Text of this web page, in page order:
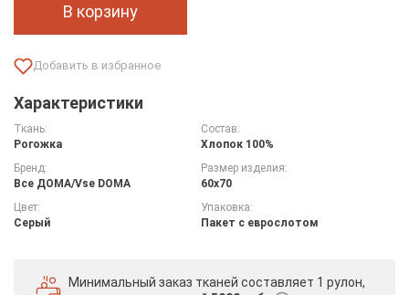
В корзину
Характеристики
Ткань:
Рогожка
Состав:
Хлопок 100%
Бренд:
Все ДOMA/Vse DOMA
Размер изделия:
60х70
Цвет:
Серый
Упаковка:
Пакет с еврослотом
Минимальный заказ тканей составляет 1 рулон,